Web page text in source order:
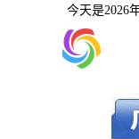
今天是2026